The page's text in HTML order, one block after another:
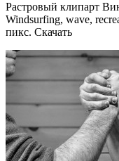
Растровый клипарт
Windsurfing, wave,
пикс. Скачать